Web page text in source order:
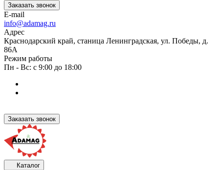
Заказать звонок
E-mail
info@adamag.ru
Адрес
Краснодарский край, станица Ленинградская, ул. Победы, д.
86А
Режим работы
Пн - Вс: с 9:00 до 18:00
Заказать звонок
Каталог